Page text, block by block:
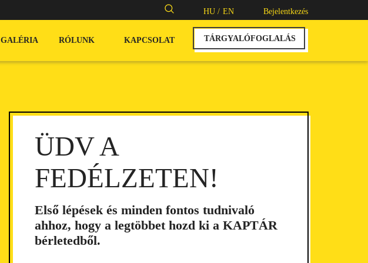
Keresés: HU / EN Bejelentkezés
GALÉRIA RÓLUNK KAPCSOLAT TÁRGYALÓFOGLALÁS
ÜDV A
FEDÉLZETEN!
Első lépések és minden fontos tudnivaló
ahhoz, hogy a legtöbbet hozd ki a KAPTÁR
bérletedből.